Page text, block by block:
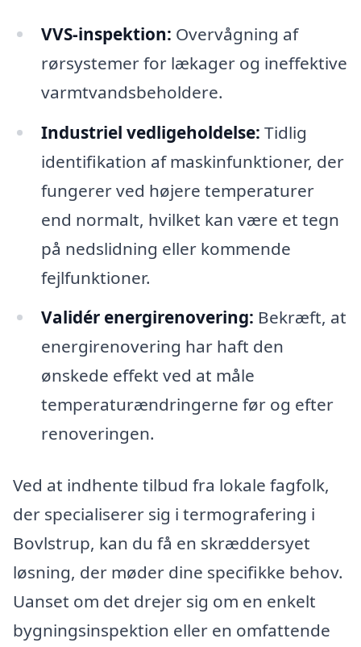
VVS-inspektion: Overvågning af
rørsystemer for lækager og ineffektive
varmtvandsbeholdere.
Industriel vedligeholdelse: Tidlig
identifikation af maskinfunktioner, der
fungerer ved højere temperaturer
end normalt, hvilket kan være et tegn
på nedslidning eller kommende
fejlfunktioner.
Validér energirenovering: Bekræft, at
energirenovering har haft den
ønskede effekt ved at måle
temperaturændringerne før og efter
renoveringen.
Ved at indhente tilbud fra lokale fagfolk,
der specialiserer sig i termografering i
Bovlstrup, kan du få en skræddersyet
løsning, der møder dine specifikke behov.
Uanset om det drejer sig om en enkelt
bygningsinspektion eller en omfattende